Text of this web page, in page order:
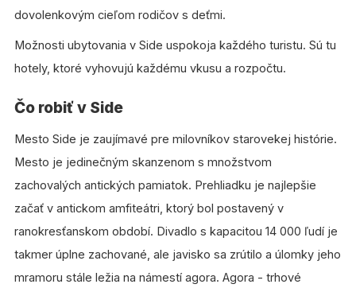
dovolenkovým cieľom rodičov s deťmi.
Možnosti ubytovania v Side uspokoja každého turistu. Sú tu
hotely, ktoré vyhovujú každému vkusu a rozpočtu.
Čo robiť v Side
Mesto Side je zaujímavé pre milovníkov starovekej histórie.
Mesto je jedinečným skanzenom s množstvom
zachovalých antických pamiatok. Prehliadku je najlepšie
začať v antickom amfiteátri, ktorý bol postavený v
ranokresťanskom období. Divadlo s kapacitou 14 000 ľudí je
takmer úplne zachované, ale javisko sa zrútilo a úlomky jeho
mramoru stále ležia na námestí agora. Agora - trhové